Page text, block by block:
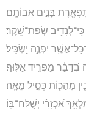
בָּנִ֣ים אֲבוֹתָֽם׃
שְׂפַת־שָֽׁקֶר׃
יִפְנֶ֣ה יַשְׂכִּֽיל׃
מַפְרִ֥יד אַלּֽוּף׃
מֵהַכּ֖וֹת כְּסִ֣יל מֵאָֽה׃
אַ֝כְזָרִ֗י יְשֻׁלַּח־בּֽוֹ׃